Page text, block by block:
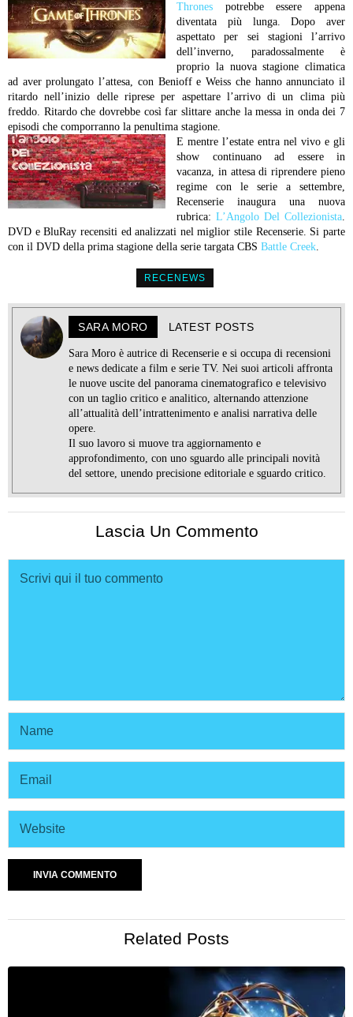
Thrones potrebbe essere appena
diventata più lunga. Dopo aver
aspettato per sei stagioni l’arrivo
dell’inverno, paradossalmente è
proprio la nuova stagione climatica
ad aver prolungato l’attesa, con Benioff e Weiss che hanno annunciato il
ritardo nell’inizio delle riprese per aspettare l’arrivo di un clima più
freddo. Ritardo che dovrebbe così far slittare anche la messa in onda dei 7
episodi che comporranno la penultima stagione.
E mentre l’estate entra nel vivo e gli
show continuano ad essere in
vacanza, in attesa di riprendere pieno
regime con le serie a settembre,
Recenserie inaugura una nuova
rubrica: L’Angolo Del Collezionista.
DVD e BluRay recensiti ed analizzati nel miglior stile Recenserie. Si parte
con il DVD della prima stagione della serie targata CBS Battle Creek.
RECENEWS
SARA MORO LATEST POSTS
Sara Moro è autrice di Recenserie e si occupa di recensioni
e news dedicate a film e serie TV. Nei suoi articoli affronta
le nuove uscite del panorama cinematografico e televisivo
con un taglio critico e analitico, alternando attenzione
all’attualità dell’intrattenimento e analisi narrativa delle
opere.
Il suo lavoro si muove tra aggiornamento e
approfondimento, con uno sguardo alle principali novità
del settore, unendo precisione editoriale e sguardo critico.
Lascia Un Commento
Related Posts